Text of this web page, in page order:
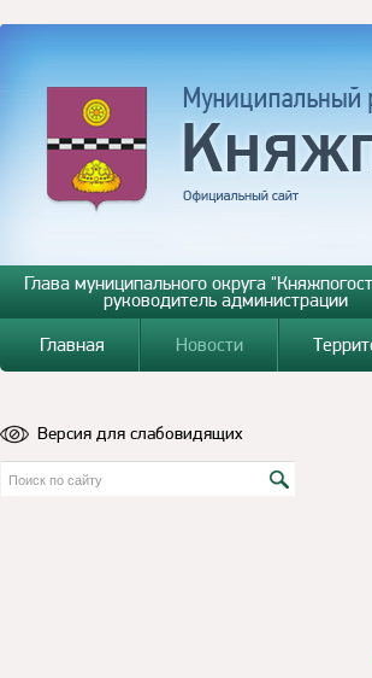
Глава муниципального округа
руководитель администрации
Главная
Новости
Версия для слабовидящих